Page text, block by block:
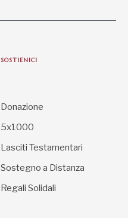
SOSTIENICI
Donazione
5x1000
Lasciti Testamentari
Sostegno a Distanza
Regali Solidali